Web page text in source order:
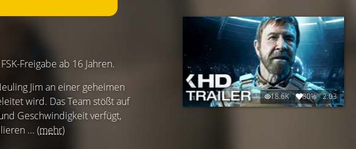
Freigabe ab 16 Jahren.
Jim an einer geheimen
wird. Das Team stößt auf
Geschwindigkeit verfügt,
... (mehr)
18.6K 80% 2:03